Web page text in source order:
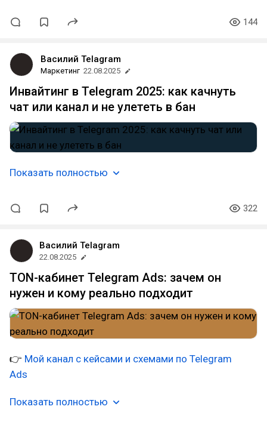
144
Василий Telagram
Маркетинг 22.08.2025
Инвайтинг в Telegram 2025: как качнуть
чат или канал и не улететь в бан
Показать полностью
322
Василий Telagram
22.08.2025
TON-кабинет Telegram Ads: зачем он
нужен и кому реально подходит
👉 Мой канал с кейсами и схемами по Telegram
Ads
Показать полностью